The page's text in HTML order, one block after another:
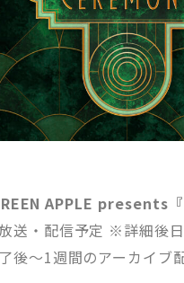
APPLE presents『
送・配信予定 ※詳細後
後～1週間のアーカイブ